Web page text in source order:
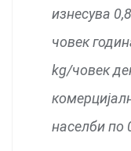
изнесува
човек
kg/човек
населби по